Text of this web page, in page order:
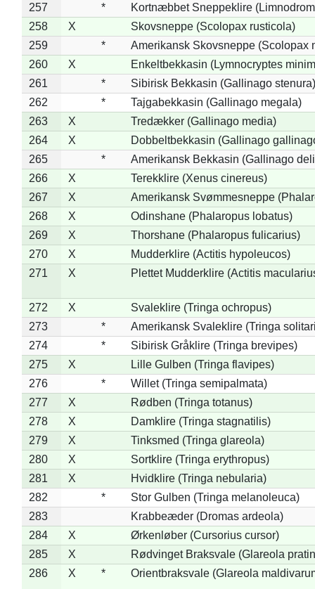
257
*
Kortnæbbet Sneppeklire
258
X
Skovsneppe (Scolopax rusticola)
259
*
Amerikansk Skovsneppe (Scolopax
260
X
Enkeltbekkasin (Lymnocryptes
261
*
Sibirisk Bekkasin (Gallinago stenura)
262
*
Tajgabekkasin (Gallinago megala)
263
X
Tredækker (Gallinago media)
264
X
Dobbeltbekkasin (Gallinago
265
*
Amerikansk Bekkasin (Gallinago
266
X
Terekklire (Xenus cinereus)
267
X
Amerikansk Svømmesneppe
268
X
Odinshane (Phalaropus lobatus)
269
X
Thorshane (Phalaropus fulicarius)
270
X
Mudderklire (Actitis hypoleucos)
271
X Plettet Mudderklire (Actitis
272 X
Svaleklire (Tringa ochropus)
273
*
Amerikansk Svaleklire (Tringa
274
*
Sibirisk Gråklire (Tringa brevipes)
275
X
Lille Gulben (Tringa flavipes)
276
*
Willet (Tringa semipalmata)
277
X
Rødben (Tringa totanus)
278
X
Damklire (Tringa stagnatilis)
279
X
Tinksmed (Tringa glareola)
280
X
Sortklire (Tringa erythropus)
281
X
Hvidklire (Tringa nebularia)
282
*
Stor Gulben (Tringa melanoleuca)
283
Krabbeæder (Dromas ardeola)
284
X
Ørkenløber (Cursorius cursor)
285
X
Rødvinget Braksvale (Glareola
286
X * Orientbraksvale (Glareola